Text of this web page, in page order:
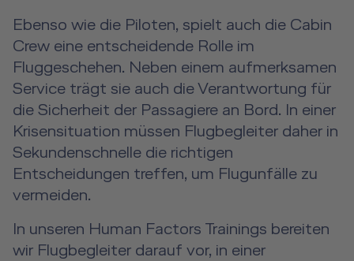
Für Geschäfts- & Privatkunden Übersicht
Simulatorflüge
Event Locations
Workshop Locations
A2B Business Training
Aircraft Tool Rental
Doctor on Board
Ebenso wie die Piloten, spielt auch die Cabin
Crew eine entscheidende Rolle im
Fluggeschehen. Neben einem aufmerksamen
Service trägt sie auch die Verantwortung für
die Sicherheit der Passagiere an Bord. In einer
Krisensituation müssen Flugbegleiter daher in
Sekundenschnelle die richtigen
Entscheidungen treffen, um Flugunfälle zu
vermeiden.
In unseren Human Factors Trainings bereiten
wir Flugbegleiter darauf vor, in einer